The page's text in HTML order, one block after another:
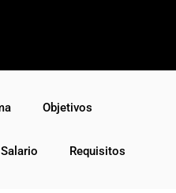
Objetivos
Salario Requisitos